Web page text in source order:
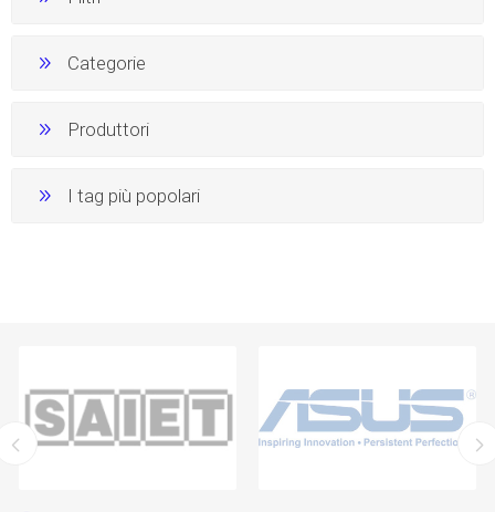
Categorie
Produttori
I tag più popolari